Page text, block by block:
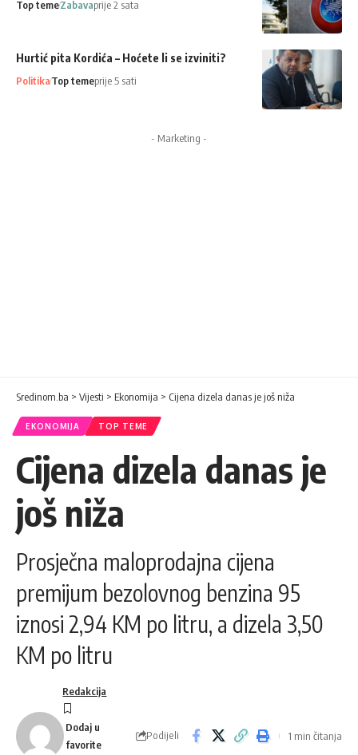
Top temeZabavaprije 2 sata
Hurtić pita Kordića – Hoćete li se izviniti?
PolitikaTop temeprije 5 sati
- Marketing -
Sredinom.ba > Vijesti > Ekonomija > Cijena dizela danas je još niža
EKONOMIJA TOP TEME
Cijena dizela danas je
još niža
Prosječna maloprodajna cijena
premijum bezolovnog benzina 95
iznosi 2,94 KM po litru, a dizela 3,50
KM po litru
Redakcija
Podijeli 1 min čitanja